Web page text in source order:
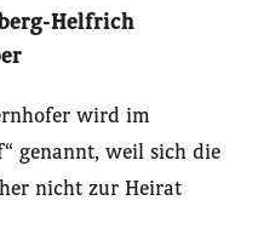
Helfrich
wird im
genannt, weil sich die
nicht zur Heirat